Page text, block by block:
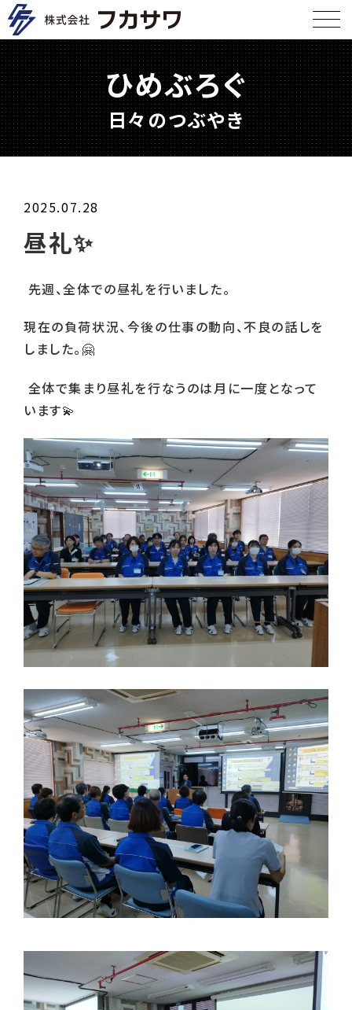
ひめぶろぐ
日々のつぶやき
2025.07.28
昼礼✨
先週、全体での昼礼を行いました。
現在の負荷状況、今後の仕事の動向、不良の話しを
しました。 🤗
全体で集まり昼礼を行なうのは月に一度となって
います💫